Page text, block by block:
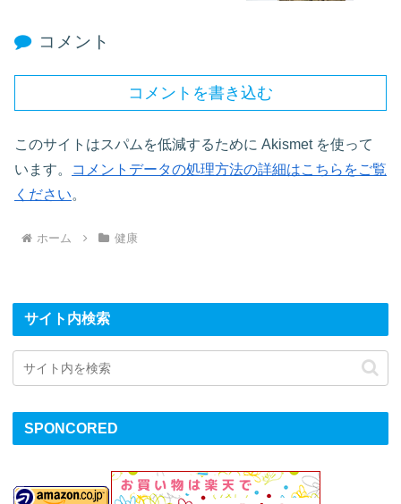
コメント
コメントを書き込む
このサイトはスパムを低減するために Akismet を使って
います。
コメントデータの処理方法の詳細はこちらをご覧
ください。
ホーム 健康
サイト内検索
SPONCORED